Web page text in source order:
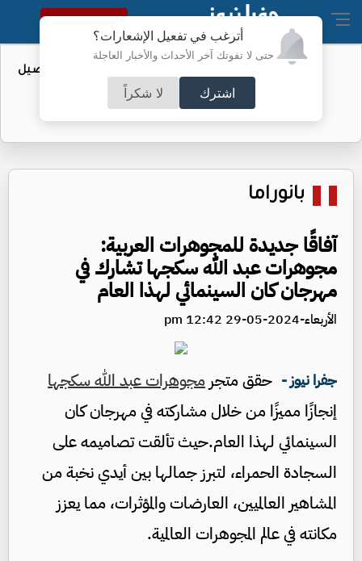
أترغب في تفعيل الإشعارات؟
حتى لا تفوتك آخر الأحداث والأخبار العاجلة
اشترك لا شكراً
النسخة الكاملة
عطاء حكومي لتعزيز مخزون النفط - تفاصيل
بانوراما
آفاقًا جديدة للمجوهرات العربية:
مجوهرات عبد الله سكجها تشارك في
مهرجان كان السينمائي لهذا العام
الأربعاء-2024-05-29 12:42 pm
جفرا نيوز - حقق متجر مجوهرات عبد الله سكجها
إنجازًا مميزًا من خلال مشاركته في مهرجان كان
السينمائي لهذا العام.حيث تألقت تصاميمه على
السجادة الحمراء، لتبرز جمالها بين أيدي نخبة من
المشاهير العالميين، العارضات والمؤثرات، مما يعزز
مكانته في عالم المجوهرات العالمية.